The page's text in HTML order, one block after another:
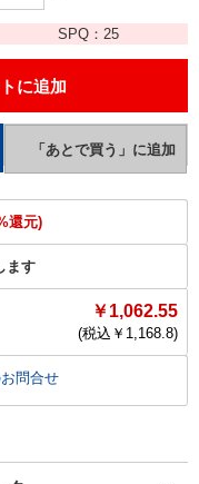
SPQ：25
還元)
ます
￥1,062.55
(税込￥ 1,168.8)
問合せ